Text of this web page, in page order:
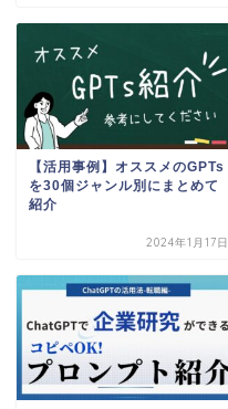
【活用事例】オススメのGPTs
を30個ジャンル別にまとめて
紹介
2024年1月17日